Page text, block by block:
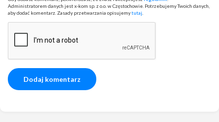
Administratorem danych jest x-kom sp. z o.o. w Częstochowie. Potrzebujemy Twoich danych,
aby dodać komentarz. Zasady przetwarzania opisujemytutaj